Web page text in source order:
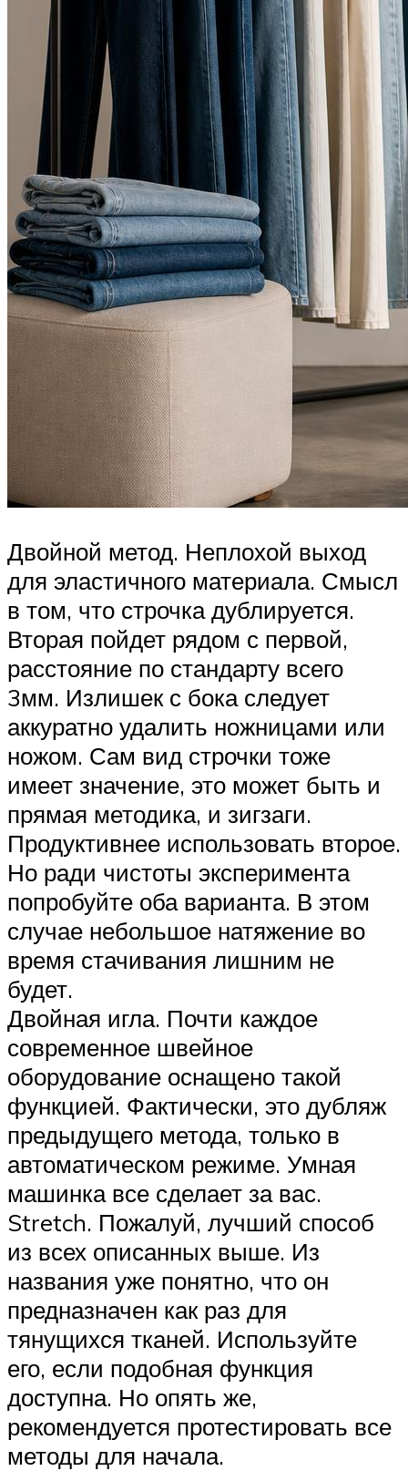
Двойной метод. Неплохой выход
для эластичного материала. Смысл
в том, что строчка дублируется.
Вторая пойдет рядом с первой,
расстояние по стандарту всего
3мм. Излишек с бока следует
аккуратно удалить ножницами или
ножом. Сам вид строчки тоже
имеет значение, это может быть и
прямая методика, и зигзаги.
Продуктивнее использовать второе.
Но ради чистоты эксперимента
попробуйте оба варианта. В этом
случае небольшое натяжение во
время стачивания лишним не
будет.
Двойная игла. Почти каждое
современное швейное
оборудование оснащено такой
функцией. Фактически, это дубляж
предыдущего метода, только в
автоматическом режиме. Умная
машинка все сделает за вас.
Stretch. Пожалуй, лучший способ
из всех описанных выше. Из
названия уже понятно, что он
предназначен как раз для
тянущихся тканей. Используйте
его, если подобная функция
доступна. Но опять же,
рекомендуется протестировать все
методы для начала.